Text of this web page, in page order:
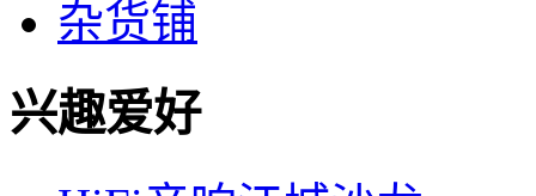
杂货铺
兴趣爱好